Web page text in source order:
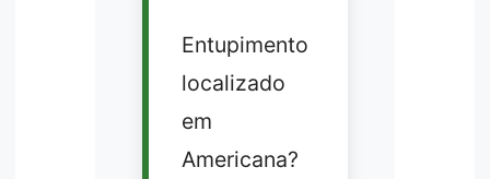
Entupimento
localizado
em
Americana?